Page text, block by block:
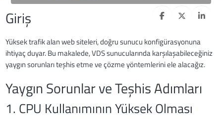
Giriş
Yüksek trafik alan web siteleri, doğru sunucu konfigürasyonuna
ihtiyaç duyar. Bu makalede, VDS sunucularında karşılaşabileceğiniz
yaygın sorunları teşhis etme ve çözme yöntemlerini ele alacağız.
Yaygın Sorunlar ve Teşhis Adımları
1. CPU Kullanımının Yüksek Olması